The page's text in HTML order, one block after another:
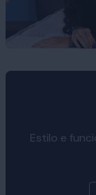
Estilo e